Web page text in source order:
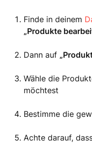
Finde in deinem
„Produkte
Dann auf
Wähle die
möchtest
Bestimme die
Achte darauf,